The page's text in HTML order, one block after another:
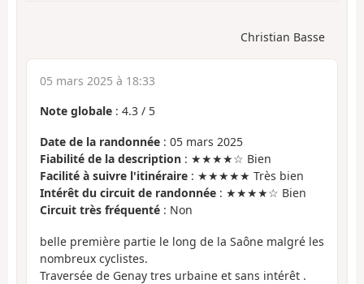
Christian Basse
05 mars 2025 à 18:33
Note globale : 4.3 / 5
Date de la randonnée : 05 mars 2025
Fiabilité de la description : ★★★★☆ Bien
Facilité à suivre l'itinéraire : ★★★★★ Très bien
Intérêt du circuit de randonnée : ★★★★☆ Bien
Circuit très fréquenté : Non
belle première partie le long de la Saône malgré les
nombreux cyclistes.
Traversée de Genay tres urbaine et sans intérêt .